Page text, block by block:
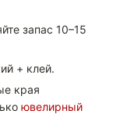
запас 10–15
+ клей.
края
ювелирный